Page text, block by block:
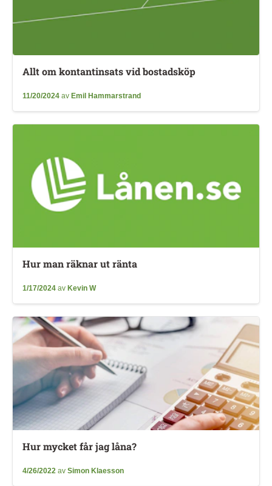
Allt om kontantinsats vid bostadsköp
11/20/2024 av Emil Hammarstrand
Hur man räknar ut ränta
1/17/2024 av Kevin W
Hur mycket får jag låna?
4/26/2022 av Simon Klaesson